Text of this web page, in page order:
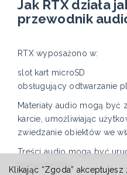
Jak RTX działa
przewodnik
RTX wyposażono w:
slot kart microSD
obsługujący odtwarzanie
Materiały audio mogą być
karcie, umożliwiając
zwiedzanie obiektów we
Treści audio mogą być
przez funkcję:
Klikając “Zgoda”